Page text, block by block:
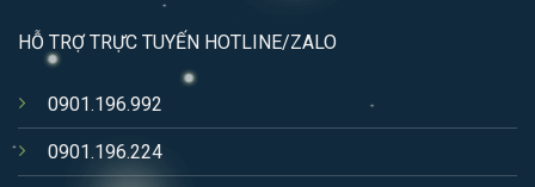
HỖ TRỢ TRỰC TUYẾN HOTLINE/ZALO
0901.196.992
0901.196.224